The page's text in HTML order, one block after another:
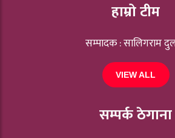
हाम्रो टीम
सम्पादक : सालिगराम
VIEW ALL
सम्पर्क ठेगाना